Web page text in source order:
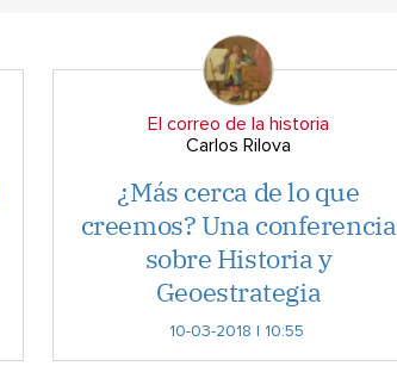
El correo de la historia
Carlos Rilova
¿Más cerca de lo que
creemos? Una conferencia
sobre Historia y
Geoestrategia
10-03-2018 | 10:55